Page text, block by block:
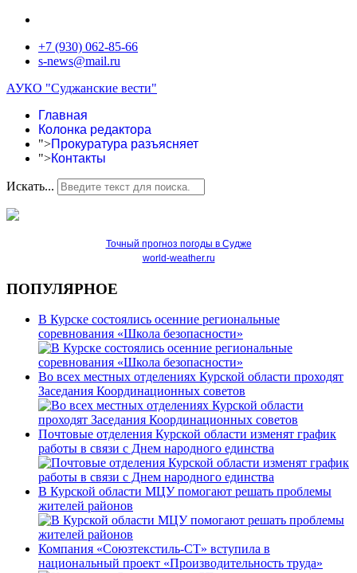
+7 (930) 062-85-66
s-news@mail.ru
АУКО "Суджанские вести"
Главная
Колонка редактора
">Прокуратура разъясняет
">Контакты
Искать...
Точный прогноз погоды в Судже
world-weather.ru
ПОПУЛЯРНОЕ
В Курске состоялись осенние региональные
соревнования «Школа безопасности»
Во всех местных отделениях Курской области проходят
Заседания Координационных советов
Почтовые отделения Курской области изменят график
работы в связи с Днем народного единства
В Курской области МЦУ помогают решать проблемы
жителей районов
Компания «Союзтекстиль-СТ» вступила в
национальный проект «Производительность труда»